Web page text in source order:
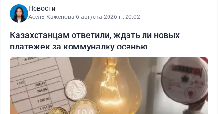
Новости
Асель Каженова·6 августа 2026 г., 20:02
Казахстанцам ответили, ждать ли новых
платежек за коммуналку осенью